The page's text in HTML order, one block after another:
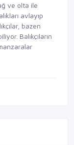
ve olta ile
avlayıp
bazen
Balıkçıların